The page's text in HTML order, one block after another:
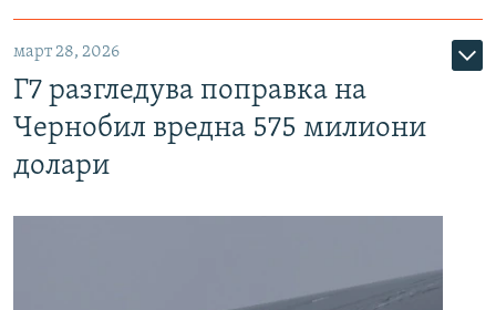
март 28, 2026
Г7 разгледува поправка на
Чернобил вредна 575 милиони
долари